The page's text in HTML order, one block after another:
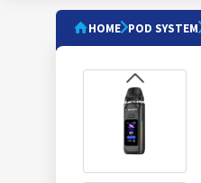
HOME POD SYSTEM